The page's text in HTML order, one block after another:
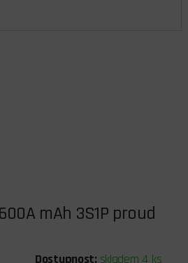
mAh 3S1P proud
Dostupnost: skladem 4 ks